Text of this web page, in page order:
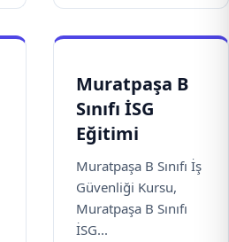
Muratpaşa B
Sınıfı İSG
Eğitimi
Muratpaşa B Sınıfı İş
Güvenliği Kursu,
Muratpaşa B Sınıfı
İSG...